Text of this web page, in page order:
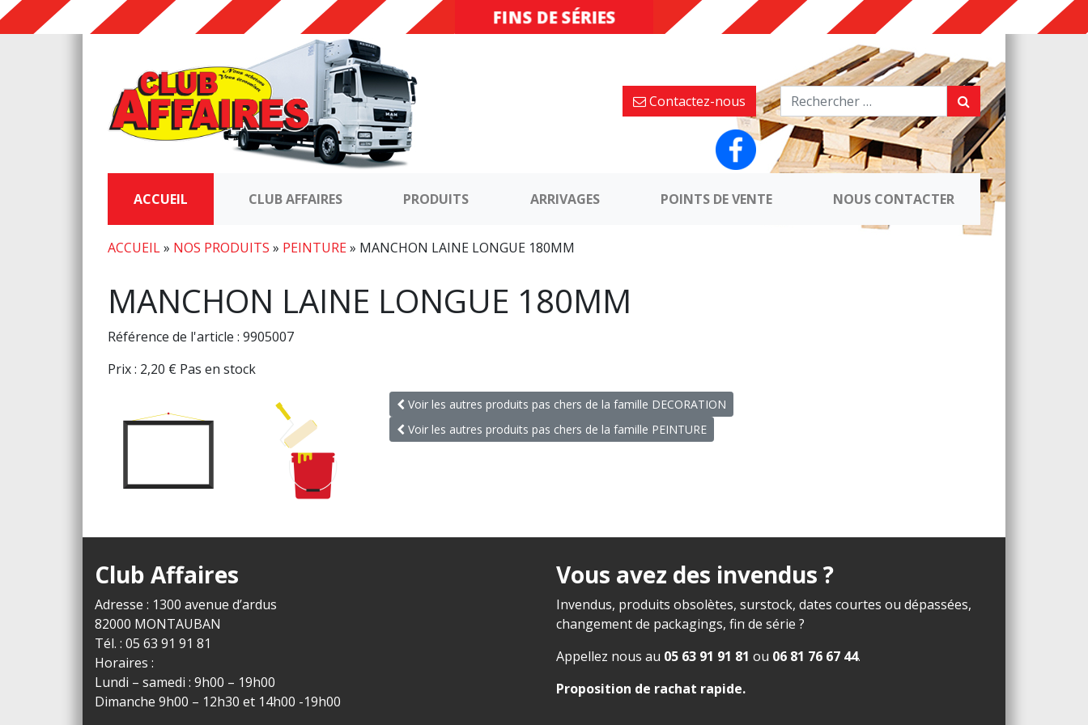
DESTOCKAGE
FINS DE SÉRIES
Contactez-nous
ACCUEIL CLUB AFFAIRES PRODUITS ARRIVAGES POINTS DE VENTE NOUS CONTACTER
ACCUEIL» NOS PRODUITS » PEINTURE» MANCHON LAINE LONGUE 180MM
MANCHON LAINE LONGUE 180MM
Référence de l'article : 9905007
Prix : 2,20 € Pas en stock
Voir les autres produits pas chers de la famille DECORATION
Voir les autres produits pas chers de la famille PEINTURE
Club Affaires
Adresse : 1300 avenue d’ardus
82000 MONTAUBAN
Tél. : 05 63 91 91 81
Horaires :
Lundi – samedi : 9h00 – 19h00
Dimanche 9h00 – 12h30 et 14h00 -19h00
Vous avez des invendus ?
Invendus, produits obsolètes, surstock, dates courtes ou dépassées,
changement de packagings, fin de série ?
Appellez nous au 05 63 91 91 81 ou 06 81 76 67 44.
Proposition de rachat rapide.